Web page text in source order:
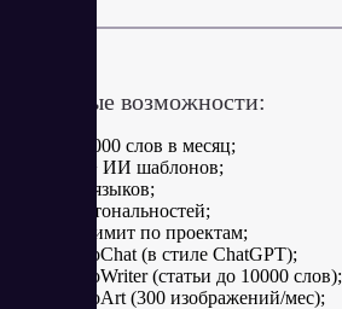
Ключевые возможности:
300 000 слов в месяц;
100+ ИИ шаблонов;
10+ языков;
15+ тональностей;
безлимит по проектам;
RoboChat (в стиле ChatGPT);
RoboWriter (статьи до 10000 слов);
RoboArt (300 изображений/мес);